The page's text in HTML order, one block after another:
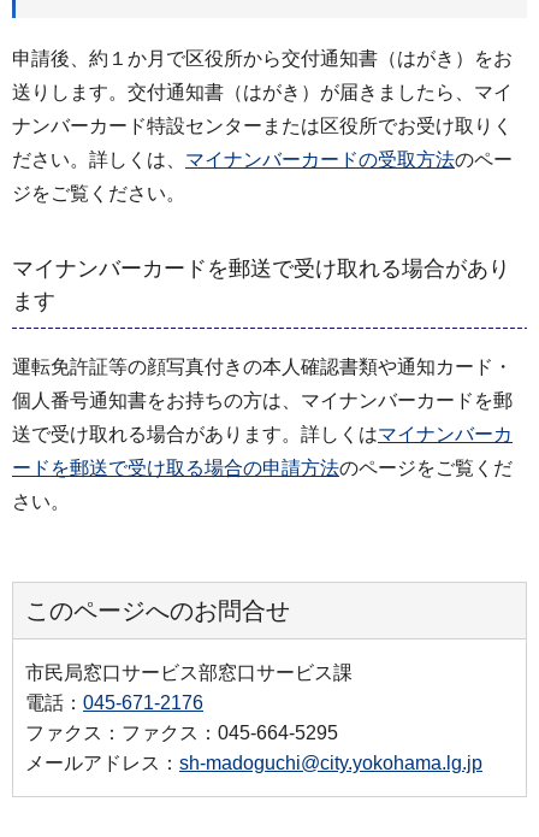
申請後、約１か月で区役所から交付通知書（はがき）をお
送りします。交付通知書（はがき）が届きましたら、マイ
ナンバーカード特設センターまたは区役所でお受け取りく
ださい。詳しくは、 マイナンバーカードの受取方法のペー
ジをご覧ください。
マイナンバーカードを郵送で受け取れる場合があり
ます
運転免許証等の顔写真付きの本人確認書類や通知カード・
個人番号通知書をお持ちの方は、マイナンバーカードを郵
送で受け取れる場合があります。詳しくはマイナンバーカ
ードを郵送で受け取る場合の申請方法のページをご覧くだ
さい。
このページへのお問合せ
市民局窓口サービス部窓口サービス課
電話： 045-671-2176
ファクス：ファクス：045-664-5295
メールアドレス： sh-madoguchi@city.yokohama.lg.jp